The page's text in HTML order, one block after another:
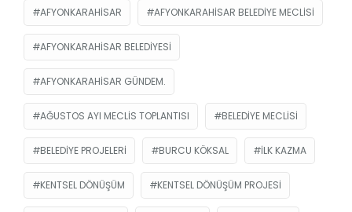
AFYONKARAHISAR AFYONKARAHISAR BELEDIYE MECLISI
AFYONKARAHISAR BELEDIYESI
AFYONKARAHISAR GÜNDEM.
AĞUSTOS AYI MECLIS TOPLANTISI BELEDIYE MECLISI
BELEDIYE PROJELERI BURCU KÖKSAL ILK KAZMA
KENTSEL DÖNÜŞÜM KENTSEL DÖNÜŞÜM PROJESI